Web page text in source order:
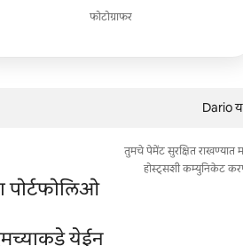
फोटोग्राफर
Dario
तुमचे पेमेंट सुरक्षित
होस्ट्सशी कम्युनिकेट
पोर्टफोलिओ
येईन